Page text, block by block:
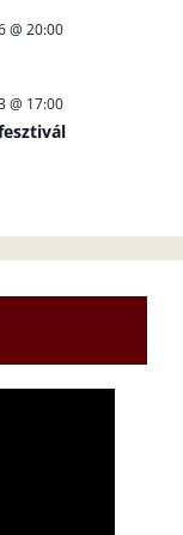
@ 20:00
@ 17:00